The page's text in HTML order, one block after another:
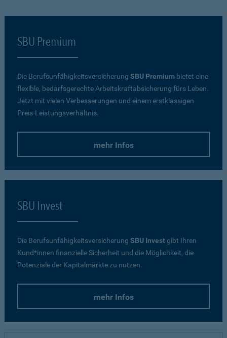
SBU Premium
Die Berufsunfähigkeitsversicherung SBU Premium bietet eine
flexible, bedarfsgerechte Arbeitskraftabsicherung fürs Leben.
Jetzt mit vielen Verbesserungen und einem erstklassigen
Preis-Leistungsverhältnis.
mehr Infos
SBU Invest
Die Berufsunfähigkeitsversicherung SBU Investgibt Ihren
Kund*innen finanzielle Sicherheit und die Möglichkeit, die
Potenziale der Kapitalmärkte zu nutzen.
mehr Infos